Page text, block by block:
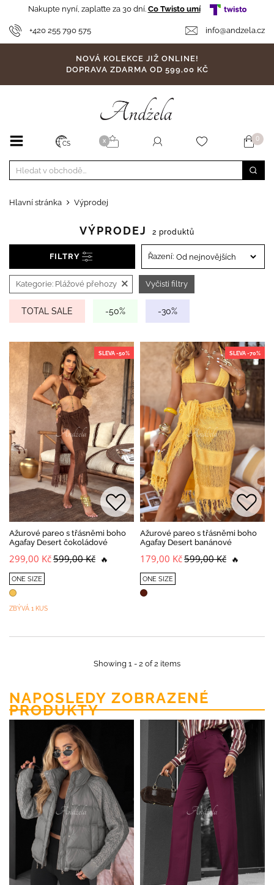
Nakupte nyní, zaplaťte za 30 dní. Co Twisto umí
+420 255 790 575 info@andzela.cz
NOVÁ KOLEKCE JIŽ ONLINE!
DOPRAVA ZDARMA OD 599,00 KČ
CS X 0
Hlavní stránka Výprodej
VÝPRODEJ 2 produktů
FILTRY Řazení:
Kategorie: Plážové přehozy × Vyčisti filtry
TOTAL SALE -50% -30%
SLEVA -50%
Ažurové pareo s třásněmi boho
Agafay Desert čokoládové
299,00 Kč599,00 Kč 🔥
ONE SIZE
ZBÝVÁ 1 KUS
SLEVA -70%
Ažurové pareo s třásněmi boho
Agafay Desert banánové
179,00 Kč599,00 Kč 🔥
ONE SIZE
Showing 1 - 2 of 2 items
NAPOSLEDY ZOBRAZENÉ
PRODUKTY